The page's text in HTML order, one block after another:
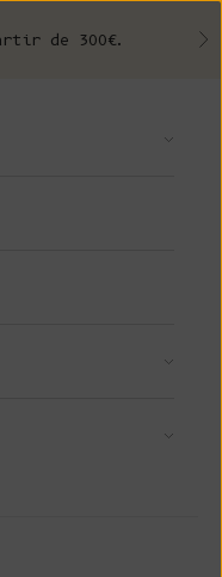
de 300€.